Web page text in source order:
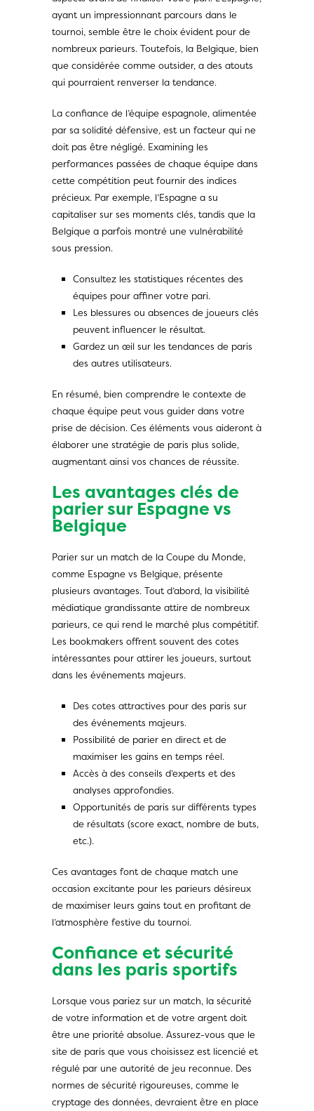
ayant un impressionnant parcours dans le
tournoi, semble être le choix évident pour de
nombreux parieurs. Toutefois, la Belgique, bien
que considérée comme outsider, a des atouts
qui pourraient renverser la tendance.
La confiance de l’équipe espagnole, alimentée
par sa solidité défensive, est un facteur qui ne
doit pas être négligé. Examining les
performances passées de chaque équipe dans
cette compétition peut fournir des indices
précieux. Par exemple, l’Espagne a su
capitaliser sur ses moments clés, tandis que la
Belgique a parfois montré une vulnérabilité
sous pression.
Consultez les statistiques récentes des
équipes pour affiner votre pari.
Les blessures ou absences de joueurs clés
peuvent influencer le résultat.
Gardez un œil sur les tendances de paris
des autres utilisateurs.
En résumé, bien comprendre le contexte de
chaque équipe peut vous guider dans votre
prise de décision. Ces éléments vous aideront à
élaborer une stratégie de paris plus solide,
augmentant ainsi vos chances de réussite.
Les avantages clés de
parier sur Espagne vs
Belgique
Parier sur un match de la Coupe du Monde,
comme Espagne vs Belgique, présente
plusieurs avantages. Tout d’abord, la visibilité
médiatique grandissante attire de nombreux
parieurs, ce qui rend le marché plus compétitif.
Les bookmakers offrent souvent des cotes
intéressantes pour attirer les joueurs, surtout
dans les événements majeurs.
Des cotes attractives pour des paris sur
des événements majeurs.
Possibilité de parier en direct et de
maximiser les gains en temps réel.
Accès à des conseils d’experts et des
analyses approfondies.
Opportunités de paris sur différents types
de résultats (score exact, nombre de buts,
etc.).
Ces avantages font de chaque match une
occasion excitante pour les parieurs désireux
de maximiser leurs gains tout en profitant de
l’atmosphère festive du tournoi.
Confiance et sécurité
dans les paris sportifs
Lorsque vous pariez sur un match, la sécurité
de votre information et de votre argent doit
être une priorité absolue. Assurez-vous que le
site de paris que vous choisissez est licencié et
régulé par une autorité de jeu reconnue. Des
normes de sécurité rigoureuses, comme le
cryptage des données, devraient être en place